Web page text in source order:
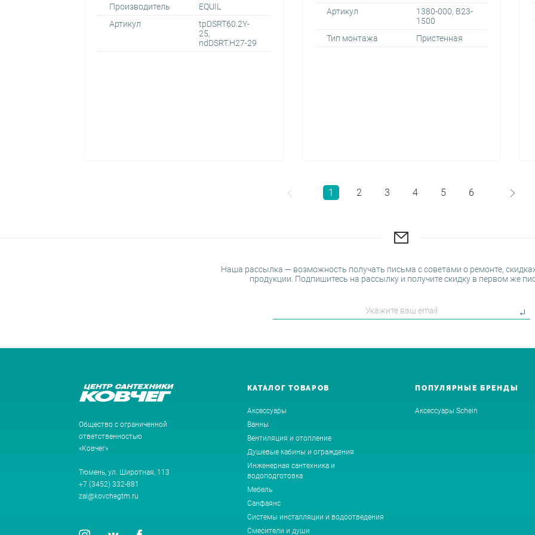
Производитель
EQUIL
Артикул
tpDSRT60.2Y-
25,
ndDSRT.H27-29
Артикул
1380-000, B23-
1500
Тип монтажа
Пристенная
1 2 3 4 5 6
Наша рассылка — возможность получать письма с советами о ремонте,
продукции. Подпишитесь на рассылку и получите скидку в первом же
Общество с ограниченной
ответственностью
«Ковчег»
Тюмень, ул. Широтная, 113
+7 (3452) 332-881
zal@kovchegtm.ru
КАТАЛОГ ТОВАРОВ
Аксессуары
Ванны
Вентиляция и отопление
Душевые кабины и ограждения
Инженерная сантехника и
водоподготовка
Мебель
Санфаянс
Системы инсталляции и водоотведения
Смесители и души
ПОПУЛЯРНЫЕ БРЕНДЫ
Аксессуары Schein